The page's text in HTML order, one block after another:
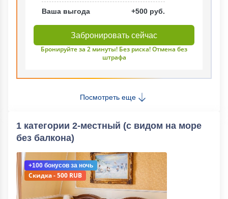
Ваша выгода +500 руб.
Забронировать сейчас
Бронируйте за 2 минуты! Без риска! Отмена без
штрафа
Посмотреть еще
1 категории 2-местный (с видом на море
без балкона)
+100 бонусов за ночь
Скидка - 500 RUB